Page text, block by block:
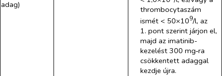
adag)
thrombocytaszám
ismét < 50×109/l, az
1. pont szerint járjon el,
majd az imatinib-
kezelést 300 mg‑ra
csökkentett adaggal
kezdje újra.